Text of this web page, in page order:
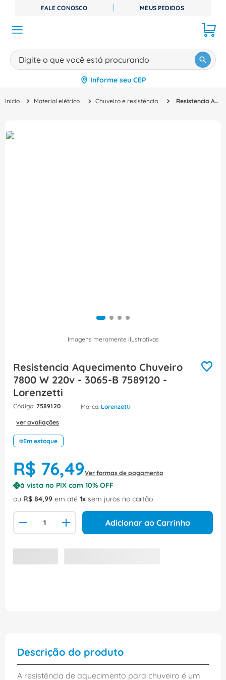
FALE CONOSCO MEUS PEDIDOS
Digite o que você está procurando
Informe seu CEP
Material elétrico Chuveiro e resistência Resistencia Aquecimento Chuveiro 7800 W 220v - 3065-B 7589120 - Lorenzetti
Imagens meramente ilustrativas
Resistencia Aquecimento Chuveiro
7800 W 220v - 3065-B 7589120 -
Lorenzetti
: 7589120 Lorenzetti
ver avaliações
Em estoque
R$ 76,49Ver formas de pagamento
à vista no PIX com 10% OFF
ou R$ 84,99 em até 1 sem juros no cartão
Adicionar ao Carrinho
Descrição do produto
A resistência de aquecimento para chuveiro é um
TERMOS MAIS BUSCADOS
º disjuntor